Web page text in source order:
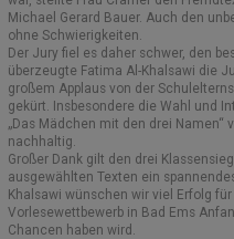
SCHULGESCHICHTE
MARION GRÄFIN DÖNHOFF
EUROPASCHULE RLP
BOTSCHAFTERSCHULE FÜR
BERUFSORIENTIERUNG (BO)
E-CHOR DES MDG
FREIWILLIGES SOZIALES JAHR
KOOPERATION ELTERN/SCHULE
MOODLE
SCHÜLERAUSWEIS
SCHLIESSFÄCHER
SCHULKOLLEKTION
KONTAKT
MOODLE UND BIGBLUEBUTTON –
Michael Gerard Bauer. Auch den
ohne Schwierigkeiten.
Der Jury fiel es daher schwer, den
überzeugte Fatima Al-Khalsawi die
großem Applaus von der
gekürt. Insbesondere die Wahl und
„Das Mädchen mit den drei Namen“
nachhaltig.
Großer Dank gilt den drei
ausgewählten Texten ein
Khalsawi wünschen wir viel Erfolg
Vorlesewettbewerb in Bad Ems
Chancen haben wird.